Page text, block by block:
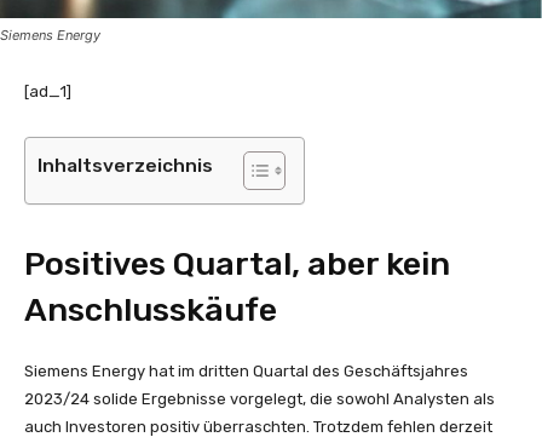
Siemens Energy
[ad_1]
Inhaltsverzeichnis
Positives Quartal, aber kein
Anschlusskäufe
Siemens Energy hat im dritten Quartal des Geschäftsjahres
2023/24 solide Ergebnisse vorgelegt, die sowohl Analysten als
auch Investoren positiv überraschten. Trotzdem fehlen derzeit